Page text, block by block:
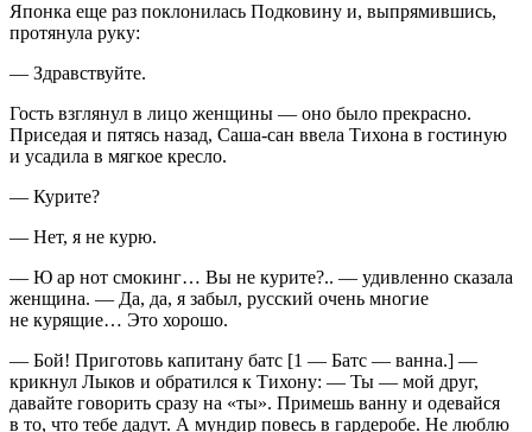
Японка еще раз поклонилась Подковину и, выпрямившись,
протянула руку:
— Здравствуйте.
Гость взглянул в лицо женщины — оно было прекрасно.
Приседая и пятясь назад, Саша-сан ввела Тихона в гостиную
и усадила в мягкое кресло.
— Курите?
— Нет, я не курю.
— Ю ар нот смокинг… Вы не курите?.. — удивленно сказала
женщина. — Да, да, я забыл, русский очень многие
не курящие… Это хорошо.
— Бой! Приготовь капитану батс [1 — Батс — ванна.] —
крикнул Лыков и обратился к Тихону: — Ты — мой друг,
давайте говорить сразу на «ты». Примешь ванну и одевайся
в то, что тебе дадут. А мундир повесь в гардеробе. Не люблю